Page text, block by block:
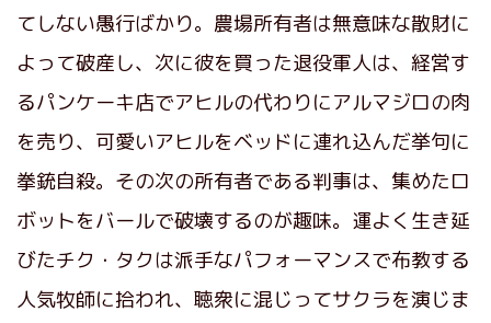
てしない愚行ばかり。農場所有者は無意味な散財に
よって破産し、次に彼を買った退役軍人は、経営す
るパンケーキ店でアヒルの代わりにアルマジロの肉
を売り、可愛いアヒルをベッドに連れ込んだ挙句に
拳銃自殺。その次の所有者である判事は、集めたロ
ボットをバールで破壊するのが趣味。運よく生き延
びたチク・タクは派手なパフォーマンスで布教する
人気牧師に拾われ、聴衆に混じってサクラを演じま